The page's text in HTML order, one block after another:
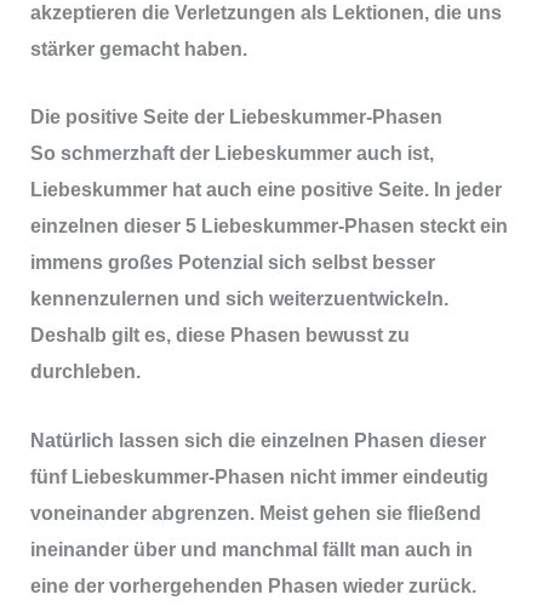
akzeptieren die Verletzungen als Lektionen, die uns
stärker gemacht haben.
Die positive Seite der Liebeskummer-Phasen
So schmerzhaft der Liebeskummer auch ist,
Liebeskummer hat auch eine positive Seite. In jeder
einzelnen dieser 5 Liebeskummer-Phasen steckt ein
immens großes Potenzial sich selbst besser
kennenzulernen und sich weiterzuentwickeln.
Deshalb gilt es, diese Phasen bewusst zu
durchleben.
Natürlich lassen sich die einzelnen Phasen dieser
fünf Liebeskummer-Phasen nicht immer eindeutig
voneinander abgrenzen. Meist gehen sie fließend
ineinander über und manchmal fällt man auch in
eine der vorhergehenden Phasen wieder zurück.